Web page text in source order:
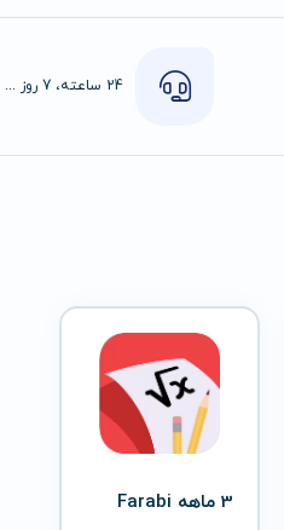
24 ساعته، 7 روز هفته
3 ماهه Farabi